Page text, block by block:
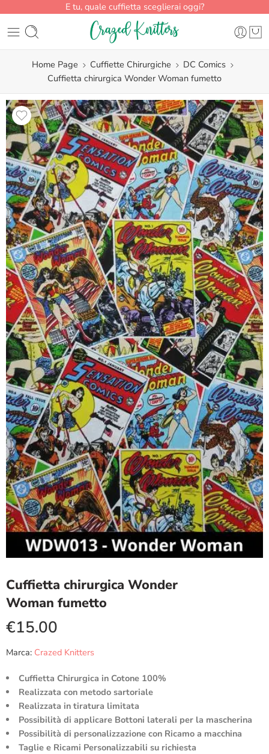
E tu, quale cuffietta sceglierai oggi?
Home Page Cuffiette Chirurgiche
DC Comics
Cuffietta chirurgica Wonder Woman fumetto
Cuffietta chirurgica Wonder
Woman fumetto
€15.00
Marca: Crazed Knitters
Cuffietta Chirurgica in Cotone 100%
Realizzata con metodo sartoriale
Realizzata in tiratura limitata
Possibilità di applicare Bottoni laterali per la mascherina
Possibilità di personalizzazione con Ricamo a macchina
Taglie e Ricami Personalizzabili su richiesta